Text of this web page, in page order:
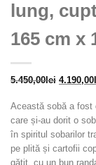
lung,
165 cm x
5.450,00lei Prețul
a
fost:
4.190,00
Această sobă a fost
care și-au dorit o
în spiritul sobarilor
pe plită și cartofii
gătit, cu un bun